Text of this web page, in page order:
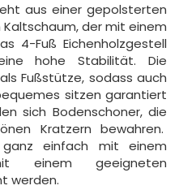
aus einer gepolsterten
der mit einem
4-Fuß Eichenholzgestell
hohe Stabilität. Die
Fußstütze, sodass auch
sitzen garantiert
sich Bodenschoner, die
Kratzern bewahren.
ganz einfach mit einem
einem geeigneten
werden.